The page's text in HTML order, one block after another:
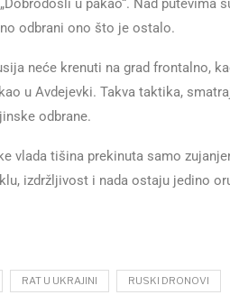
u pakao“. Nad putevima
odbrani ono što je ostalo.
neće krenuti na grad frontalno,
u Avdejevki. Takva taktika,
odbrane.
vlada tišina prekinuta samo
izdržljivost i nada ostaju jedino
RAT U UKRAJINI RUSKI DRONOVI